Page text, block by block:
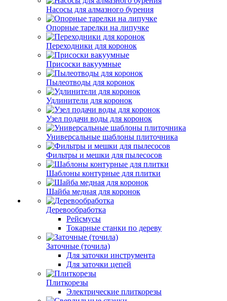
Насосы для алмазного бурения
Опорные тарелки на липучке
Переходники для коронок
Присоски вакуумные
Пылеотводы для коронок
Удлинители для коронок
Узел подачи воды для коронок
Универсальные шаблоны плиточника
Фильтры и мешки для пылесосов
Шаблоны контурные для плитки
Шайба медная для коронок
Деревообработка
Рейсмусы
Токарные станки по дереву
Заточные (точила)
Для заточки инструмента
Для заточки цепей
Плиткорезы
Электрические плиткорезы